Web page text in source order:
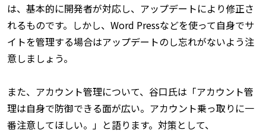
は、基本的に開発者が対応し、アップデートにより修正さ
れるものです。しかし、Word Pressなどを使って自身でサ
イトを管理する場合はアップデートのし忘れがないよう注
意しましょう。
また、アカウント管理について、谷口氏は「アカウント管
理は自身で防御できる面が広い。アカウント乗っ取りに一
番注意してほしい。」と語ります。対策として、